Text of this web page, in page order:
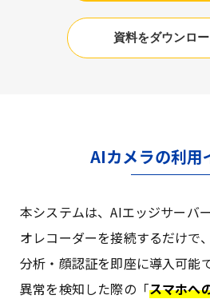
資料をダウンロ
AIカメラの利用
本システムは、AIエッジサーバ
オレコーダーを接続するだけで
分析・顔認証を即座に導入可能
異常を検知した際の「スマホへ